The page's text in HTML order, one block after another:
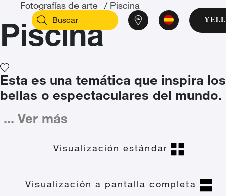
Fotografías de arte / Piscina
Piscina
Esta es una temática que inspira los
bellas o espectaculares del mundo.
... Ver más
Visualización estándar
Visualización a pantalla completa